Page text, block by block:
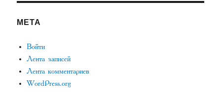
МЕТА
Войти
Лента записей
Лента комментариев
WordPress.org